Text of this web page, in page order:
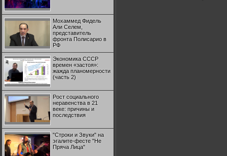
Мохаммед Фидель
Али Селем,
представитель
фронта Полисарио в
РФ
Экономика СССР
времен «застоя»:
жажда планомерности
(часть 2)
Рост социального
неравенства в 21
веке: причины и
последствия
"Строки и Звуки" на
эгалите-фесте "Не
Пряча Лица"